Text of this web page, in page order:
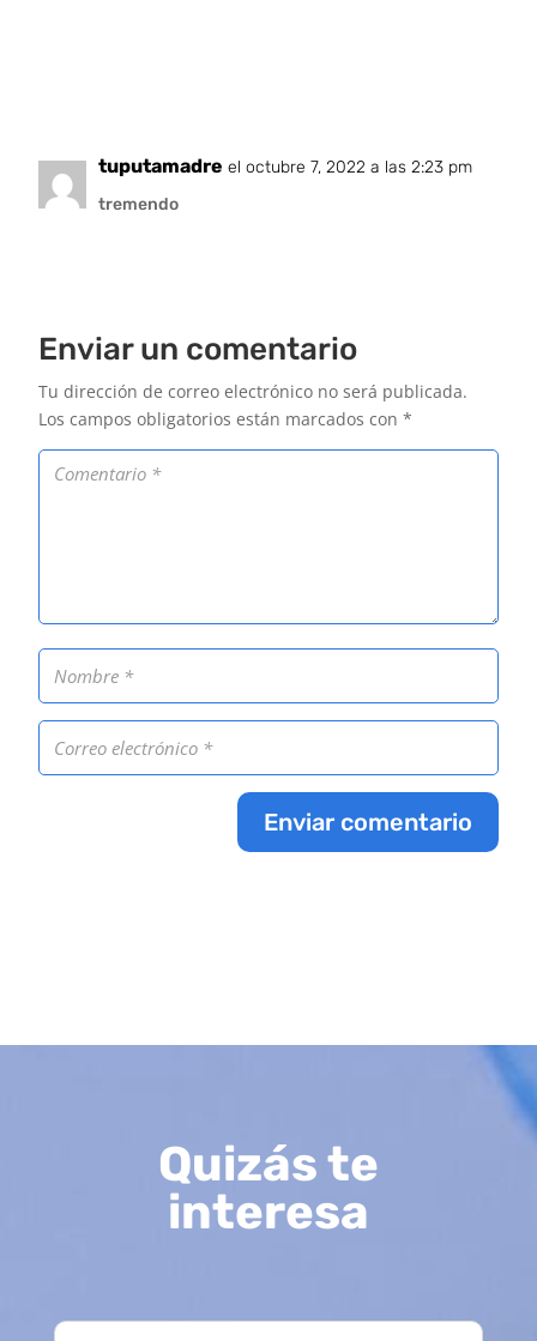
tuputamadre el octubre 7, 2022 a las 2:23 pm
tremendo
Enviar un comentario
Tu dirección de correo electrónico no será publicada.
Los campos obligatorios están marcados con*
Enviar comentario
Quizás te
interesa